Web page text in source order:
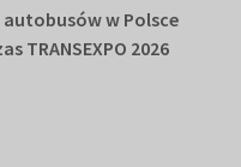
w Polsce
TRANSEXPO 2026